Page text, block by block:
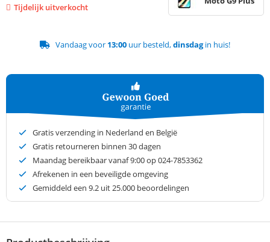
Tijdelijk uitverkocht
Vandaag voor 13:00 uur besteld,dinsdagin huis!
Gratis verzending in Nederland en België
Gratis retourneren binnen 30 dagen
Maandag bereikbaar vanaf 9:00 op 024-7853362
Afrekenen in een beveiligde omgeving
Gemiddeld een 9.2 uit 25.000 beoordelingen